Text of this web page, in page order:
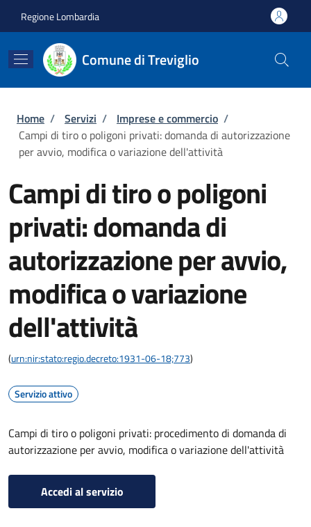
Regione Lombardia
Comune di Treviglio
Briciole di pane
Home / Servizi / Imprese e commercio /
Campi di tiro o poligoni privati: domanda di autorizzazione
per avvio, modifica o variazione dell'attività
Campi di tiro o poligoni
privati: domanda di
autorizzazione per avvio,
modifica o variazione
dell'attività
(urn:nir:stato:regio.decreto:1931-06-18;773)
Servizio attivo
Campi di tiro o poligoni privati: procedimento di domanda di
autorizzazione per avvio, modifica o variazione dell'attività
Accedi al servizio